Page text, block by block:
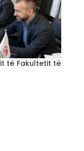
të Fakultetit të